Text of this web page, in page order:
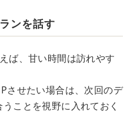
ンを話す
ば、甘い時間は訪れやす
させたい場合は、次回のデ
ことを視野に入れておく